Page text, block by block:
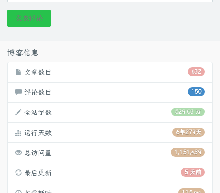
发表评论
博客信息
632
文章数目
150
评论数目
529.03 万
全站字数
6年279天
运行天数
1,151,439
总访问量
5 天前
最后更新